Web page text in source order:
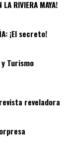
LA RIVIERA MAYA!
08
¡El secreto!
09
Turismo
reveladora
11